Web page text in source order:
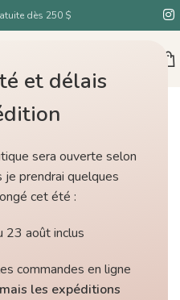
et délais
sera ouverte selon
je prendrai quelques
cet été :
23 août inclus
commandes en ligne
mais les expéditions
dès 250 $